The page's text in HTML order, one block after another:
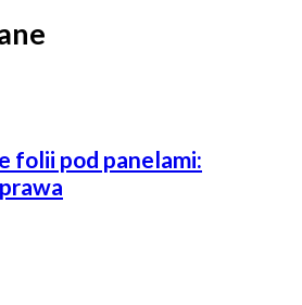
folii pod panelami: